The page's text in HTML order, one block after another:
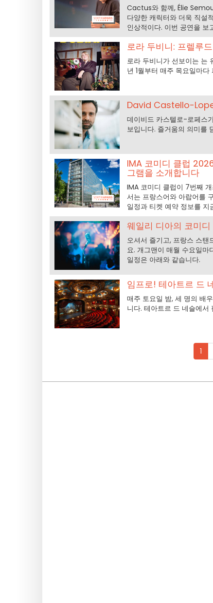
Cactus와 함께, Élie
다양한 캐릭터와 더욱 직설
인상적이다. 이번 공연을 보
로라 두비니: 프렐루
로라 두비니가 선보이는 는
년 1월부터 매주 목요일마
David Castello-
데이비드 카스텔로-로페스
보입니다. 즐거움의 의미를
IMA 코미디 클럽
그램을 소개합니다
IMA 코미디 클럽이 7번째
서는 프랑스어와 아랍어를
일정과 티켓 예약 정보를 지
웨일리 디아의 코미
오셔서 즐기고, 프랑스 스
요. 개그맨이 매월 수요일
일정은 아래와 같습니다.
임프로! 테아트르 드
매주 토요일 밤, 세 명의 배
니다. 테아트르 드 네슬에서
1